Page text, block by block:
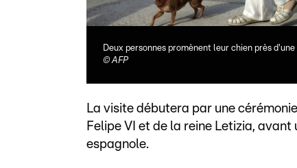
Deux personnes promènent leur chien près
©AFP
La visite débutera par une
Felipe VI et de la reine Letizia,
espagnole.